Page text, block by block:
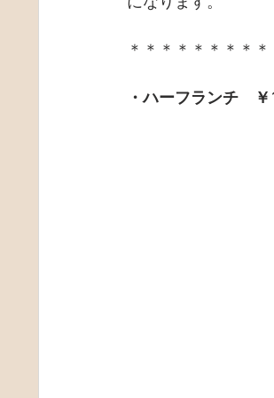
＊＊＊＊＊＊＊＊
・ハーフランチ　